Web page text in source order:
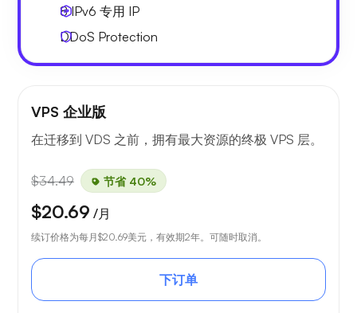
8 IPv6 专用 IP
DDoS Protection
VPS 企业版
在迁移到 VDS 之前，拥有最大资源的终极 VPS 层。
$34.49 节省 40%
$20.69 /月
续订价格为每月$20.69美元，有效期2年。可随时取消。
下订单